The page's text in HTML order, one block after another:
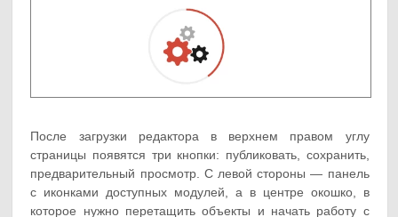
После загрузки редактора в верхнем правом углу
страницы появятся три кнопки: публиковать, сохранить,
предварительный просмотр. С левой стороны — панель
с иконками доступных модулей, а в центре окошко, в
которое нужно перетащить объекты и начать работу с